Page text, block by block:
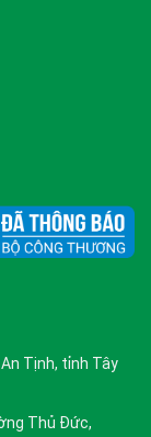
An Tịnh, tỉnh Tây
Thủ Đức,